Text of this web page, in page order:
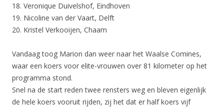
18. Veronique Duivelshof, Eindhoven
19. Nicoline van der Vaart, Delft
20. Kristel Verkooijen, Chaam
Vandaag toog Marion dan weer naar het Waalse Comines,
waar een koers voor elite-vrouwen over 81 kilometer op het
programma stond.
Snel na de start reden twee rensters weg en bleven eigenlijk
de hele koers vooruit rijden, zij het dat er half koers vijf